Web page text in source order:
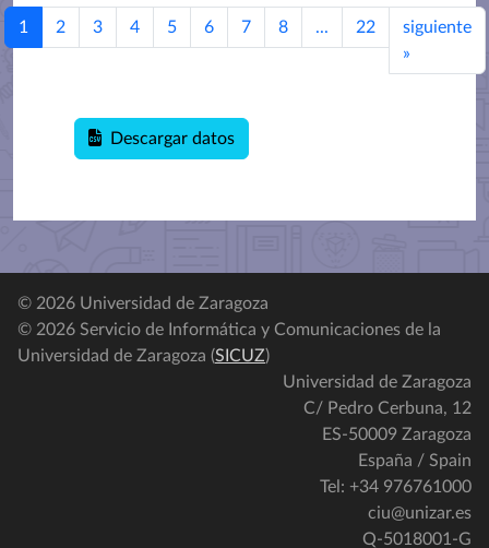
1 2 3 4 5 6 7 8 ... 22
siguiente
»
Descargar datos
© 2026 Universidad de Zaragoza
© 2026 Servicio de Informática y Comunicaciones de la
Universidad de Zaragoza (SICUZ)
Universidad de Zaragoza
C/ Pedro Cerbuna, 12
ES-50009 Zaragoza
España / Spain
Tel: +34 976761000
ciu@unizar.es
Q-5018001-G